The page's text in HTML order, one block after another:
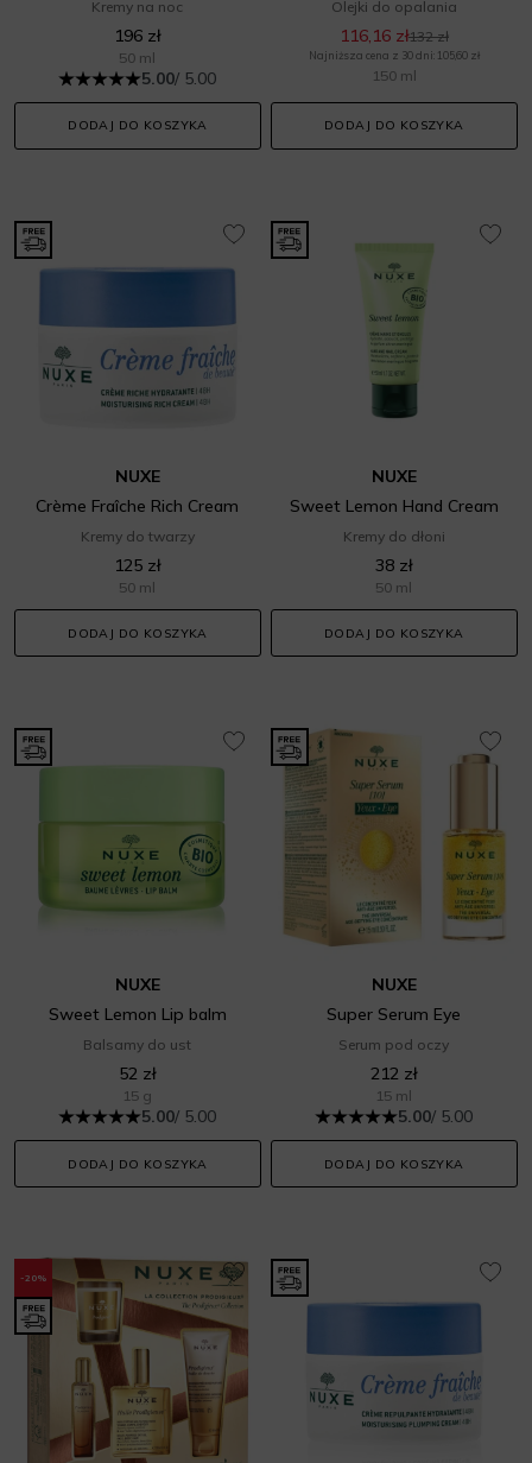
Kremy na noc
196 zł
50 ml
5.00/ 5.00
DODAJ DO KOSZYKA
Olejki do opalania
116,16 zł132 zł
Najniższa cena z 30 dni: 105,60 zł
150 ml
DODAJ DO KOSZYKA
NUXE
Crème Fraîche Rich Cream
Kremy do twarzy
125 zł
50 ml
DODAJ DO KOSZYKA
NUXE
Sweet Lemon Hand Cream
Kremy do dłoni
38 zł
50 ml
DODAJ DO KOSZYKA
NUXE
Sweet Lemon Lip balm
Balsamy do ust
52 zł
15 g
5.00/ 5.00
DODAJ DO KOSZYKA
NUXE
Super Serum Eye
Serum pod oczy
212 zł
15 ml
5.00/ 5.00
DODAJ DO KOSZYKA
-20%